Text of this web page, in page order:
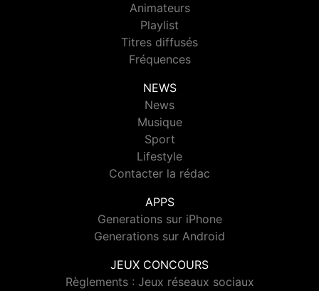
Animateurs
Playlist
Titres diffusés
Fréquences
NEWS
News
Musique
Sport
Lifestyle
Contacter la rédac
APPS
Generations sur iPhone
Generations sur Android
JEUX CONCOURS
Règlements : Jeux réseaux sociaux